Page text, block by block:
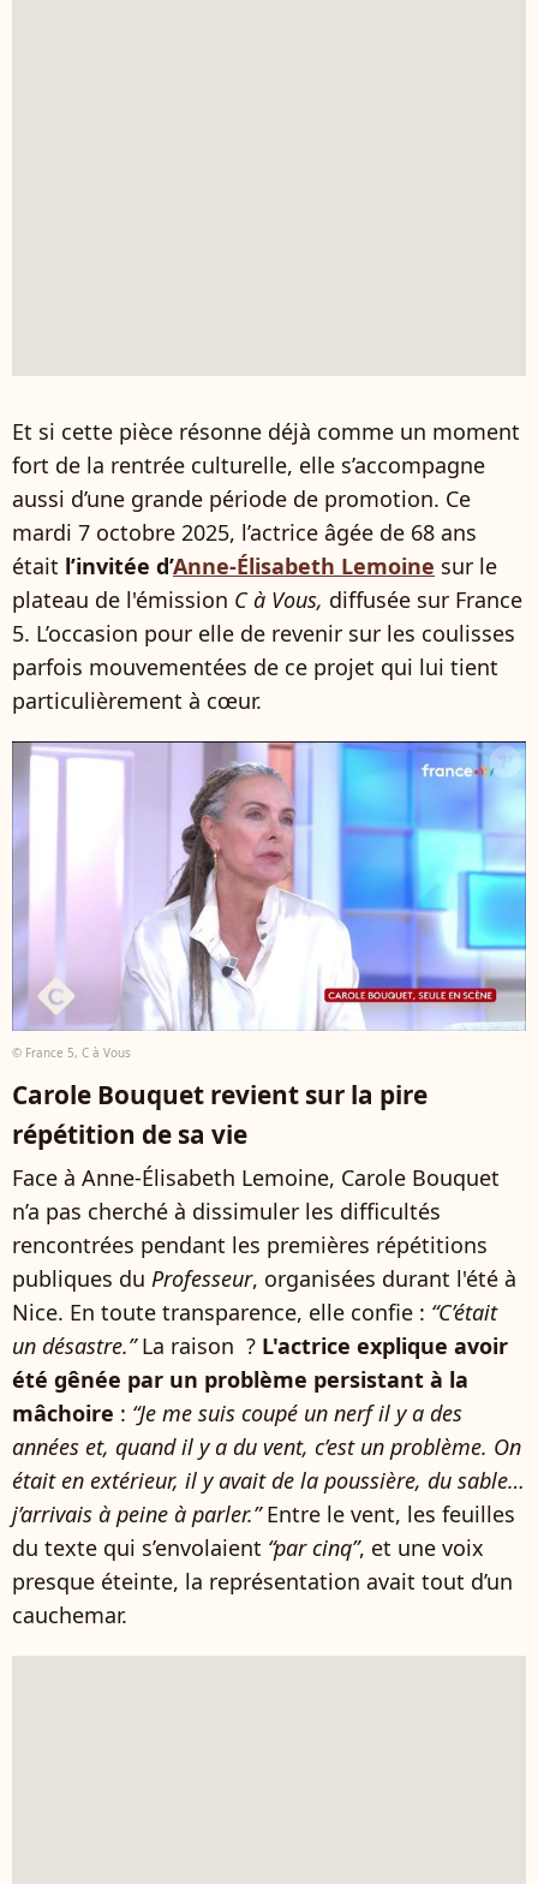
Et si cette pièce résonne déjà comme un moment
fort de la rentrée culturelle, elle s’accompagne
aussi d’une grande période de promotion. Ce
mardi 7 octobre 2025, l’actrice âgée de 68 ans
était l’invitée d’Anne-Élisabeth Lemoine sur le
plateau de l'émission C à Vous, diffusée sur France
5. L’occasion pour elle de revenir sur les coulisses
parfois mouvementées de ce projet qui lui tient
particulièrement à cœur.
© France 5, C à Vous
Carole Bouquet revient sur la pire
répétition de sa vie
Face à Anne-Élisabeth Lemoine, Carole Bouquet
n’a pas cherché à dissimuler les difficultés
rencontrées pendant les premières répétitions
publiques du Professeur, organisées durant l'été à
Nice. En toute transparence, elle confie : “C’était
un désastre.”La raison ? L'actrice explique avoir
été gênée par un problème persistant à la
mâchoire : “Je me suis coupé un nerf il y a des
années et, quand il y a du vent, c’est un problème. On
était en extérieur, il y avait de la poussière, du sable…
j’arrivais à peine à parler.”Entre le vent, les feuilles
du texte qui s’envolaient “par cinq”, et une voix
presque éteinte, la représentation avait tout d’un
cauchemar.